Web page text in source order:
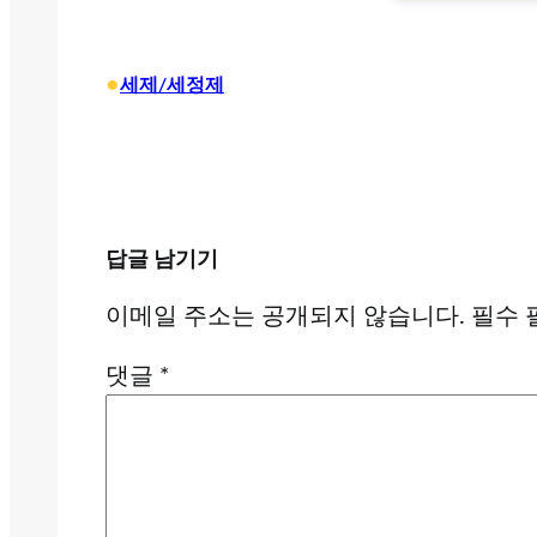
•세제/세정제
답글 남기기
이메일 주소는 공개되지 않습니다. 필수
댓글 *